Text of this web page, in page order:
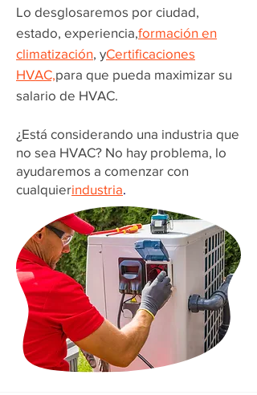
Lo desglosaremos por ciudad,
estado, experiencia,formación en
climatización, yCertificaciones
HVAC,para que pueda maximizar su
salario de HVAC.
¿Está considerando una industria que
no sea HVAC? No hay problema, lo
ayudaremos a comenzar con
cualquierindustria.